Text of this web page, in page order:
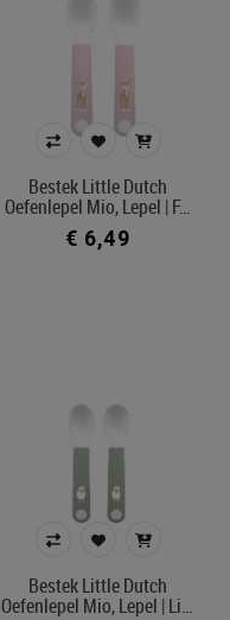
Bestek Little Dutch
Oefenlepel Mio, Lepel | F…
€ 6,49
Bestek Little Dutch
Oefenlepel Mio, Lepel | Li…